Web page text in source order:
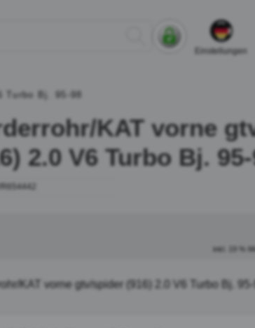
Einstellungen
Bj. 95-98
KAT vorne
2.0 V6 Turbo Bj.
inkl. 19 %
KAT vorne gtv/spider (916) 2.0 V6 Turbo Bj. 95-